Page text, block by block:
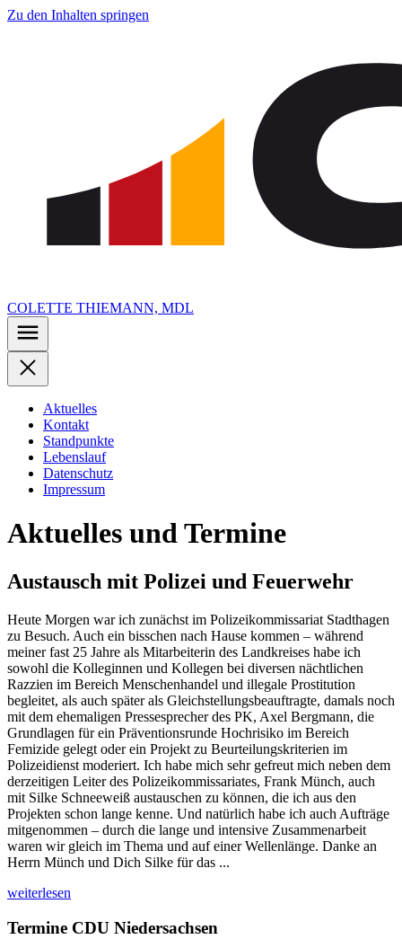
Zu den Inhalten springen
COLETTE THIEMANN, MDL
Aktuelles
Kontakt
Standpunkte
Lebenslauf
Datenschutz
Impressum
Aktuelles und Termine
Austausch mit Polizei und Feuerwehr
Heute Morgen war ich zunächst im Polizeikommissariat Stadthagen
zu Besuch. Auch ein bisschen nach Hause kommen – während
meiner fast 25 Jahre als Mitarbeiterin des Landkreises habe ich
sowohl die Kolleginnen und Kollegen bei diversen nächtlichen
Razzien im Bereich Menschenhandel und illegale Prostitution
begleitet, als auch später als Gleichstellungsbeauftragte, damals noch
mit dem ehemaligen Pressesprecher des PK, Axel Bergmann, die
Grundlagen für ein Präventionsrunde Hochrisiko im Bereich
Femizide gelegt oder ein Projekt zu Beurteilungskriterien im
Polizeidienst moderiert. Ich habe mich sehr gefreut mich neben dem
derzeitigen Leiter des Polizeikommissariates, Frank Münch, auch
mit Silke Schneeweiß austauschen zu können, die ich aus den
Projekten schon lange kenne. Und natürlich habe ich auch Aufträge
mitgenommen – durch die lange und intensive Zusammenarbeit
waren wir gleich im Thema und auf einer Wellenlänge. Danke an
Herrn Münch und Dich Silke für das ...
weiterlesen
Termine CDU Niedersachsen